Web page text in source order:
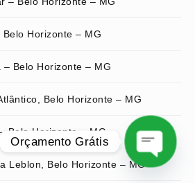
Horizonte – MG
Belo Horizonte – MG
Belo Horizonte – MG
Belo Horizonte – MG
Leblon, Belo Horizonte – MG
Orçamento Grátis